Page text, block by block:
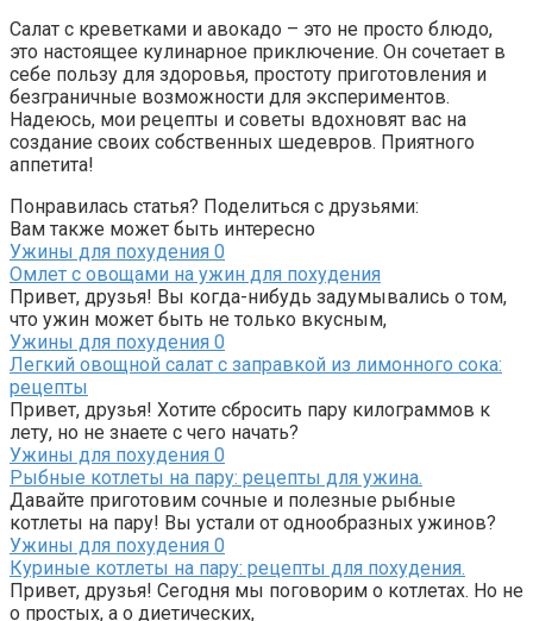
Салат с креветками и авокадо – это не просто блюдо,
это настоящее кулинарное приключение. Он сочетает в
себе пользу для здоровья, простоту приготовления и
безграничные возможности для экспериментов.
Надеюсь, мои рецепты и советы вдохновят вас на
создание своих собственных шедевров. Приятного
аппетита!
Понравилась статья? Поделиться с друзьями:
Вам также может быть интересно
Ужины для похудения 0
Омлет с овощами на ужин для похудения
Привет, друзья! Вы когда-нибудь задумывались о том,
что ужин может быть не только вкусным,
Ужины для похудения 0
Легкий овощной салат с заправкой из лимонного сока:
рецепты
Привет, друзья! Хотите сбросить пару килограммов к
лету, но не знаете с чего начать?
Ужины для похудения 0
Рыбные котлеты на пару: рецепты для ужина.
Давайте приготовим сочные и полезные рыбные
котлеты на пару! Вы устали от однообразных ужинов?
Ужины для похудения 0
Куриные котлеты на пару: рецепты для похудения.
Привет, друзья! Сегодня мы поговорим о котлетах. Но не
о простых, а о диетических,